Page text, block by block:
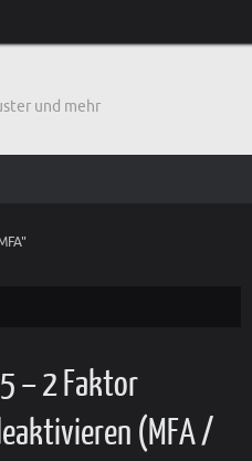
und mehr
– 2 Faktor
(MFA /